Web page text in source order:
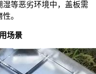
等恶劣环境中，盖板需
。
场景